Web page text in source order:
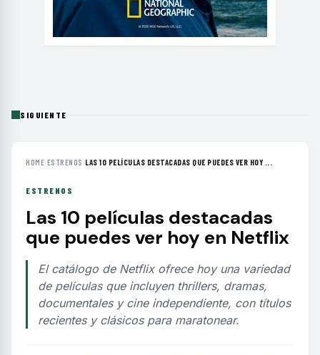
SIGUIENTE
HOME›ESTRENOS ›LAS 10 PELÍCULAS DESTACADAS QUE PUEDES VER HOY ...
ESTRENOS
Las 10 películas destacadas
que puedes ver hoy en Netflix
El catálogo de Netflix ofrece hoy una variedad
de películas que incluyen thrillers, dramas,
documentales y cine independiente, con títulos
recientes y clásicos para maratonear.